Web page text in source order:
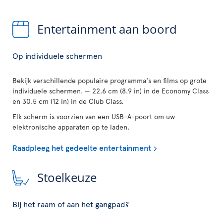
Entertainment aan boord
Op individuele schermen
Bekijk verschillende populaire programma's en films op grote
individuele schermen. — 22.6 cm (8.9 in) in de Economy Class
en 30.5 cm (12 in) in de Club Class.
Elk scherm is voorzien van een USB-A-poort om uw
elektronische apparaten op te laden.
Raadpleeg het gedeelte entertainment
Stoelkeuze
Bij het raam of aan het gangpad?